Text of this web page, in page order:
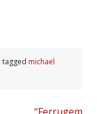
tagged michael